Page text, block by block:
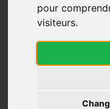
pour
visiteurs.